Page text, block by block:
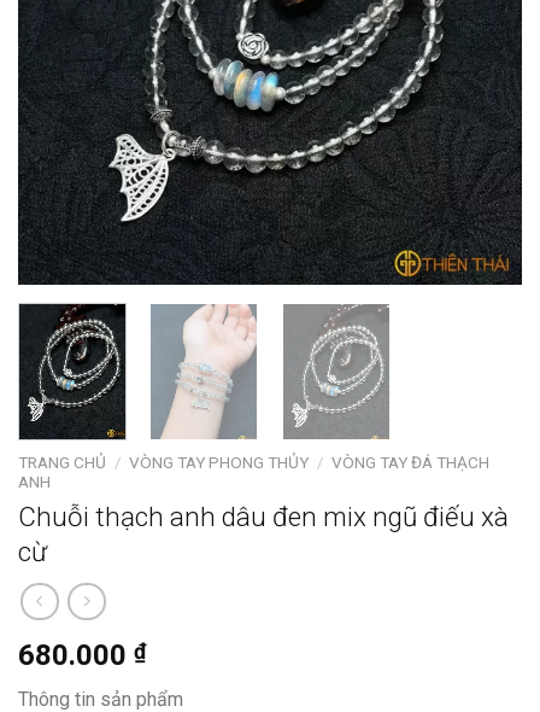
TRANG CHỦ / VÒNG TAY PHONG THỦY / VÒNG TAY ĐÁ THẠCH
ANH
Chuỗi thạch anh dâu đen mix ngũ điếu xà
cừ
680.000 ₫
Thông tin sản phẩm